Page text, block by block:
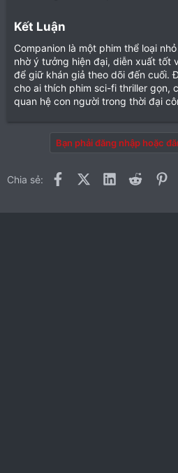
Kết Luận​
Companion là một phim thể loại
nhờ ý tưởng hiện đại, diễn xuất tốt
để giữ khán giả theo dõi đến cuối.
cho ai thích phim sci-fi thriller gọn,
quan hệ con người trong thời đại
Bạn phải đăng nhập hoặc
Chia sẻ: FacebookX (Twitter)
LinkedInReddit